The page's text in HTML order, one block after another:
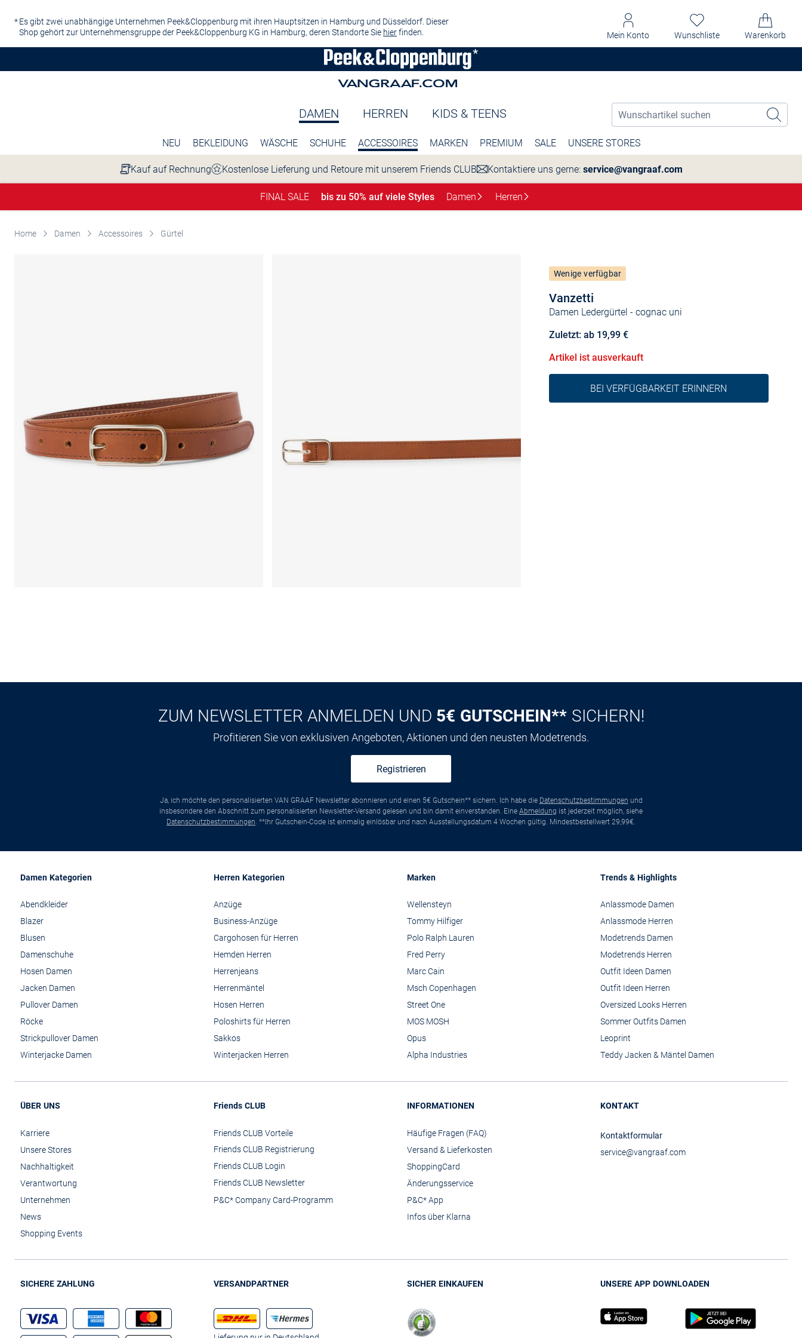
Es gibt zwei unabhängige Unternehmen Peek&Cloppenburg mit ihren Hauptsitzen in Hamburg und Düsseldorf. Dieser
Shop gehört zur Unternehmensgruppe der Peek&Cloppenburg KG in Hamburg, deren Standorte Sie hierfinden. Mein Konto Wunschliste Warenkorb
DAMEN HERREN KIDS & TEENS
NEU BEKLEIDUNG WÄSCHE SCHUHE ACCESSOIRES MARKEN PREMIUM SALE UNSERE STORES
Kauf auf Rechnung Kostenlose Lieferung und Retoure mit unserem Friends CLUB Kontaktiere uns gerne: service@vangraaf.com
FINAL SALE bis zu 50% auf viele Styles Damen Herren
Home Damen Accessoires Gürtel
Vanzetti
Damen Ledergürtel - cognac uni
Wenige verfügbar
Zuletzt: ab 19,99 €
Artikel ist ausverkauft
BEI VERFÜGBARKEIT ERINNERN
ZUM NEWSLETTER ANMELDEN UND 5€ GUTSCHEIN** SICHERN!
Profitieren Sie von exklusiven Angeboten, Aktionen und den neusten Modetrends.
Registrieren
Ja, ich möchte den personalisierten VAN GRAAF Newsletter abonnieren und einen 5€ Gutschein** sichern. Ich habe die Datenschutzbestimmungen und
insbesondere den Abschnitt zum personalisierten Newsletter-Versand gelesen und bin damit einverstanden. Eine Abmeldung ist jederzeit möglich, siehe
Datenschutzbestimmungen. **Ihr Gutschein-Code ist einmalig einlösbar und nach Ausstellungsdatum 4 Wochen gültig. Mindestbestellwert 29,99€.
Damen Kategorien
Abendkleider
Blazer
Blusen
Damenschuhe
Hosen Damen
Jacken Damen
Pullover Damen
Röcke
Strickpullover Damen
Winterjacke Damen
Herren Kategorien
Anzüge
Business-Anzüge
Cargohosen für Herren
Hemden Herren
Herrenjeans
Herrenmäntel
Hosen Herren
Poloshirts für Herren
Sakkos
Winterjacken Herren
Marken
Wellensteyn
Tommy Hilfiger
Polo Ralph Lauren
Fred Perry
Marc Cain
Msch Copenhagen
Street One
MOS MOSH
Opus
Alpha Industries
Trends & Highlights
Anlassmode Damen
Anlassmode Herren
Modetrends Damen
Modetrends Herren
Outfit Ideen Damen
Outfit Ideen Herren
Oversized Looks Herren
Sommer Outfits Damen
Leoprint
Teddy Jacken & Mäntel Damen
ÜBER UNS
Karriere
Unsere Stores
Nachhaltigkeit
Verantwortung
Unternehmen
News
Shopping Events
Friends CLUB
Friends CLUB Vorteile
Friends CLUB Registrierung
Friends CLUB Login
Friends CLUB Newsletter
P&C* Company Card-Programm
INFORMATIONEN
Häufige Fragen (FAQ)
Versand & Lieferkosten
ShoppingCard
Änderungsservice
P&C* App
Infos über Klarna
KONTAKT
Kontaktformular
service@vangraaf.com
SICHERE ZAHLUNG VERSANDPARTNER SICHER EINKAUFEN UNSERE APP DOWNLOADEN